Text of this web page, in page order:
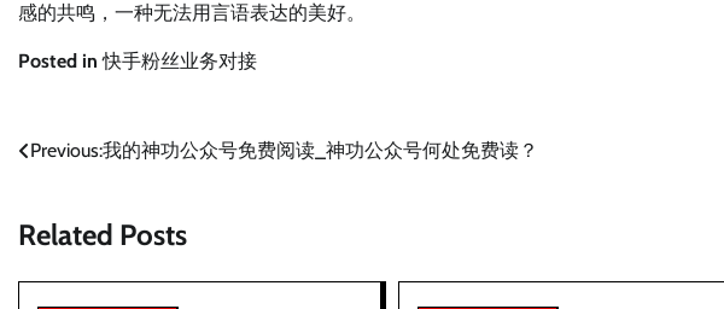
感的共鸣，一种无法用言语表达的美好。
Posted in快手粉丝业务对接
文
导
航
Previous:我的神功公众号免费阅读_神功公众号何处免费读？
Related Posts